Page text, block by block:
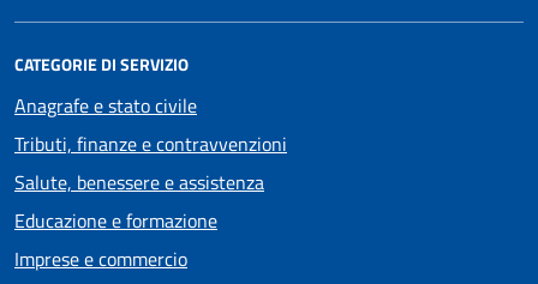
CATEGORIE DI SERVIZIO
Anagrafe e stato civile
Tributi, finanze e contravvenzioni
Salute, benessere e assistenza
Educazione e formazione
Imprese e commercio